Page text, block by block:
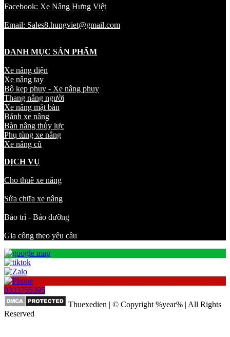
Facebook: Xe Nâng Hưng Việt
Email: Sales8.hungviet@gmail.com
DANH MỤC SẢN PHẨM
Xe nâng điện
Xe nâng tay
Bộ kẹp phuy - Xe nâng phuy
Thang nâng người
Xe nâng mặt bàn
Bánh xe nâng
Bàn nâng thủy lực
Phụ tùng xe nâng
Xe nâng cũ
DỊCH VỤ
Cho thuê xe nâng
Sửa chữa xe nâng
Bảo trì - Bảo dưỡng
Gia công theo yêu cầu
0333755395
Thuexedien | © Copyright %year% | All Rights
Reserved